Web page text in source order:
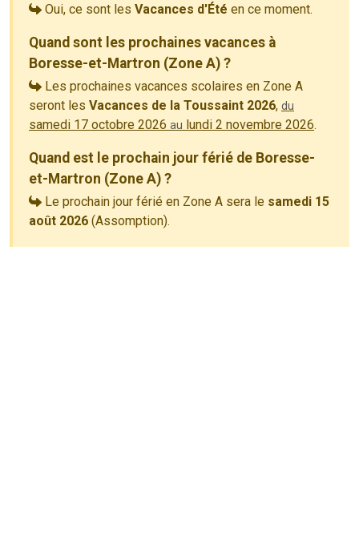
Oui, ce sont les Vacances d'Été en ce moment.
Quand sont les prochaines vacances à
Boresse-et-Martron (Zone A) ?
Les prochaines vacances scolaires en Zone A
seront les Vacances de la Toussaint 2026, du
samedi 17 octobre 2026 au lundi 2 novembre 2026.
Quand est le prochain jour férié de Boresse-
et-Martron (Zone A) ?
Le prochain jour férié en Zone A sera le samedi 15
août 2026 (Assomption).